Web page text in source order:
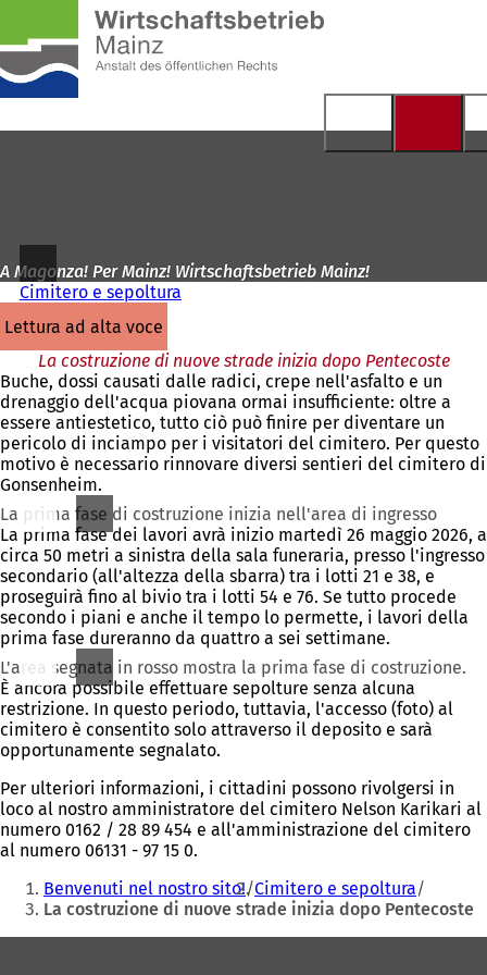
Vai al contenuto
iniziale
A Magonza! Per Mainz! Wirtschaftsbetrieb Mainz!
Cimitero e sepoltura
lettura ad alta voce
La costruzione di nuove strade inizia dopo Pentecoste
Buche, dossi causati dalle radici, crepe nell'asfalto e un
drenaggio dell'acqua piovana ormai insufficiente: oltre a
essere antiestetico, tutto ciò può finire per diventare un
pericolo di inciampo per i visitatori del cimitero. Per questo
motivo è necessario rinnovare diversi sentieri del cimitero di
Gonsenheim.
La prima fase di costruzione inizia nell'area di ingresso
La prima fase dei lavori avrà inizio martedì 26 maggio 2026, a
circa 50 metri a sinistra della sala funeraria, presso l'ingresso
secondario (all'altezza della sbarra) tra i lotti 21 e 38, e
proseguirà fino al bivio tra i lotti 54 e 76. Se tutto procede
secondo i piani e anche il tempo lo permette, i lavori della
prima fase dureranno da quattro a sei settimane.
L'area segnata in rosso mostra la prima fase di costruzione.
È ancora possibile effettuare sepolture senza alcuna
restrizione. In questo periodo, tuttavia, l'accesso (foto) al
cimitero è consentito solo attraverso il deposito e sarà
opportunamente segnalato.
Per ulteriori informazioni, i cittadini possono rivolgersi in
loco al nostro amministratore del cimitero Nelson Karikari al
numero 0162 / 28 89 454 e all'amministrazione del cimitero
al numero 06131 - 97 15 0.
Siete
qui:
Benvenuti nel nostro sito! Cimitero e sepoltura
La costruzione di nuove strade inizia dopo Pentecoste